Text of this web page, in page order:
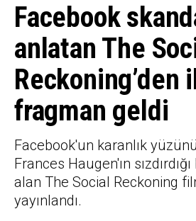
Facebook
anlatan The
Reckoning’den
fragman geldi
Facebook'un karanlık
Frances Haugen'ın
alan The Social Reckoning
yayınlandı.